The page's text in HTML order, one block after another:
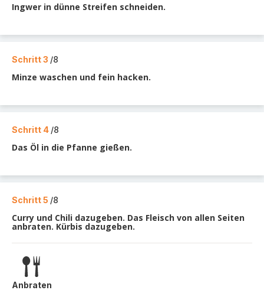
Ingwer in dünne Streifen schneiden.
Schritt 3 /8
Minze waschen und fein hacken.
Schritt 4 /8
Das Öl in die Pfanne gießen.
Schritt 5 /8
Curry und Chili dazugeben. Das Fleisch von allen Seiten
anbraten. Kürbis dazugeben.
Anbraten